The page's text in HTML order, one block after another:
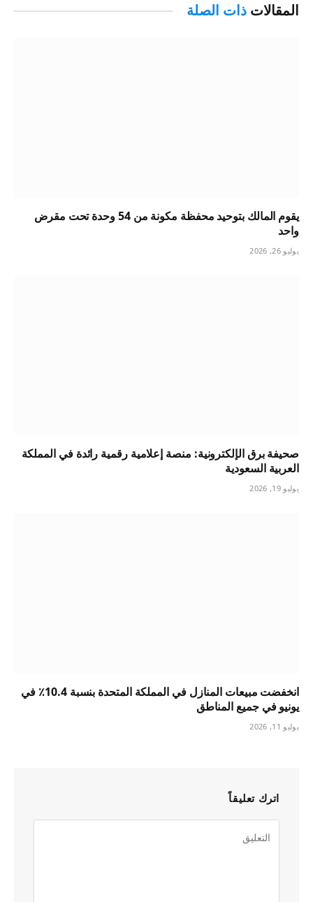
المقالات ذات الصلة
يقوم المالك بتوحيد محفظة مكونة من 54 وحدة تحت مقرض
واحد
يوليو 26, 2026
صحيفة برق الإلكترونية: منصة إعلامية رقمية رائدة في المملكة
العربية السعودية
يوليو 19, 2026
انخفضت مبيعات المنازل في المملكة المتحدة بنسبة 10.4٪ في
يونيو في جميع المناطق
يوليو 11, 2026
اترك تعليقاً